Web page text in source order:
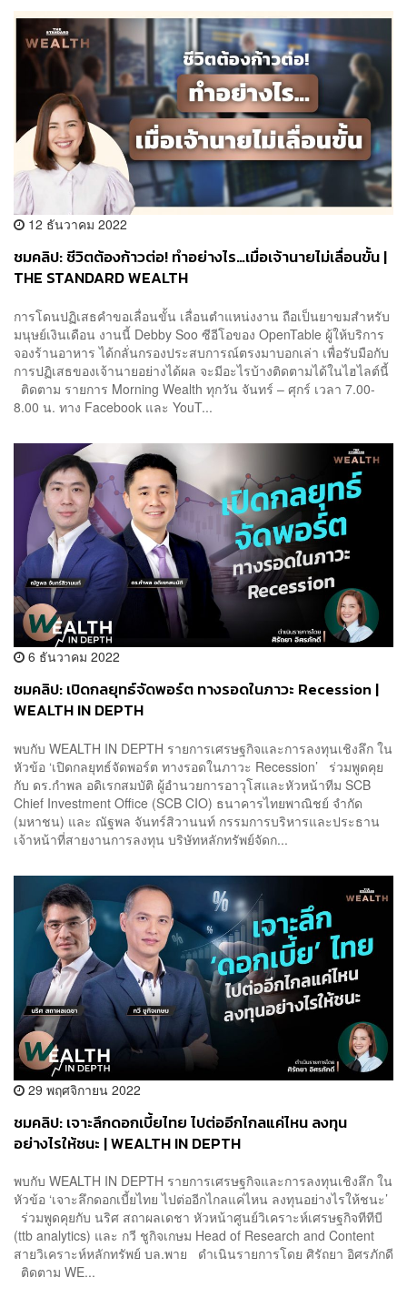
12 ธันวาคม 2022
ชมคลิป: ชีวิตต้องก้าวต่อ! ทำอย่างไร…เมื่อเจ้านายไม่เลื่อนขั้น |
THE STANDARD WEALTH
การโดนปฏิเสธคำขอเลื่อนขั้น เลื่อนตำแหน่งงาน ถือเป็นยาขมสำหรับ
มนุษย์เงินเดือน งานนี้ Debby Soo ซีอีโอของ OpenTable ผู้ให้บริการ
จองร้านอาหาร ได้กลั่นกรองประสบการณ์ตรงมาบอกเล่า เพื่อรับมือกับ
การปฏิเสธของเจ้านายอย่างได้ผล จะมีอะไรบ้างติดตามได้ในไฮไลต์นี้
ติดตาม รายการ Morning Wealth ทุกวัน จันทร์ – ศุกร์ เวลา 7.00-
8.00 น. ทาง Facebook และ YouT...
6 ธันวาคม 2022
ชมคลิป: เปิดกลยุทธ์จัดพอร์ต ทางรอดในภาวะ Recession |
WEALTH IN DEPTH
พบกับ WEALTH IN DEPTH รายการเศรษฐกิจและการลงทุนเชิงลึก ใน
หัวข้อ ‘เปิดกลยุทธ์จัดพอร์ต ทางรอดในภาวะ Recession’ ร่วมพูดคุย
กับ ดร.กำพล อดิเรกสมบัติ ผู้อำนวยการอาวุโสและหัวหน้าทีม SCB
Chief Investment Office (SCB CIO) ธนาคารไทยพาณิชย์ จำกัด
(มหาชน) และ ณัฐพล จันทร์สิวานนท์ กรรมการบริหารและประธาน
เจ้าหน้าที่สายงานการลงทุน บริษัทหลักทรัพย์จัดก...
29 พฤศจิกายน 2022
ชมคลิป: เจาะลึกดอกเบี้ยไทย ไปต่ออีกไกลแค่ไหน ลงทุน
อย่างไรให้ชนะ | WEALTH IN DEPTH
พบกับ WEALTH IN DEPTH รายการเศรษฐกิจและการลงทุนเชิงลึก ใน
หัวข้อ ‘เจาะลึกดอกเบี้ยไทย ไปต่ออีกไกลแค่ไหน ลงทุนอย่างไรให้ชนะ’
ร่วมพูดคุยกับ นริศ สถาผลเดชา หัวหน้าศูนย์วิเคราะห์เศรษฐกิจทีทีบี
(ttb analytics) และ กวี ชูกิจเกษม Head of Research and Content
สายวิเคราะห์หลักทรัพย์ บล.พาย ดำเนินรายการโดย ศิรัถยา อิศรภักดี
ติดตาม WE...